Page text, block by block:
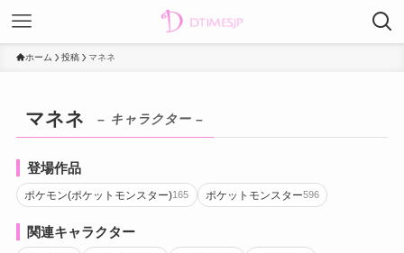
ホーム 投稿 マネネ
マネネ – キャラクター –
登場作品
ポケモン(ポケットモンスター)165 ポケットモンスター596
関連キャラクター